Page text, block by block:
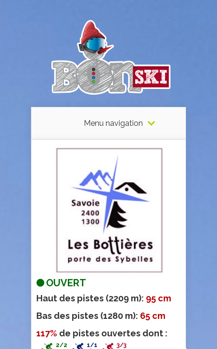
Menu navigation
OUVERT
Haut des pistes (2209 m): 95 cm
Bas des pistes (1280 m): 65 cm
117% de pistes ouvertes dont :
2/2 1/1 3/3